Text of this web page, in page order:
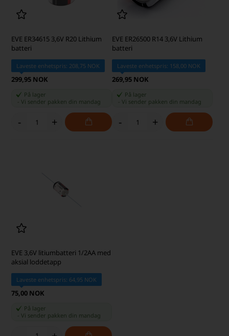
EVE ER34615 3,6V R20 Lithium
batteri
Laveste enhetspris: 208,75 NOK
299,95 NOK
På lager
-Vi sender pakken din mandag
- +
EVE ER26500 R14 3,6V Lithium
batteri
Laveste enhetspris: 158,00 NOK
269,95 NOK
På lager
Vi sender pakken din mandag
- +
EVE 3,6V litiumbatteri 1/2AA med
aksial loddetapp
Laveste enhetspris: 64,95 NOK
75,00 NOK
På lager
-Vi sender pakken din mandag